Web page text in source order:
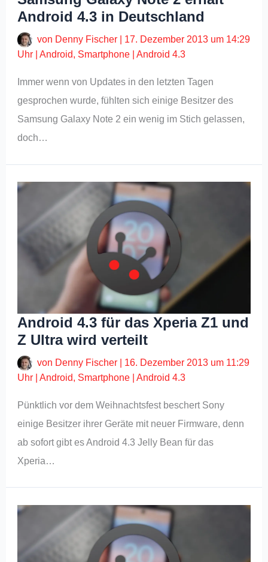
Android 4.3 in Deutschland
von Denny Fischer
17. Dezember 2013 um 14:29
Uhr |Android, Smartphone |Android 4.3
Immer wenn von Updates in den letzten Tagen
gesprochen wurde, fühlten sich einige Besitzer des
Samsung Galaxy Note 2 ein wenig im Stich gelassen,
doch…
Android 4.3 für das Xperia Z1 und
Z Ultra wird verteilt
von Denny Fischer
16. Dezember 2013 um 11:29
Uhr |Android, Smartphone |Android 4.3
Pünktlich vor dem Weihnachtsfest beschert Sony
einige Besitzer ihrer Geräte mit neuer Firmware, denn
ab sofort gibt es Android 4.3 Jelly Bean für das
Xperia…